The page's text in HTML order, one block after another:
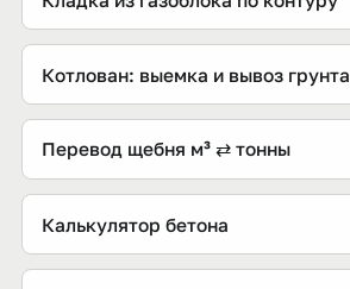
Котлован: выемка и вывоз грунта
Перевод щебня м³ ⇄ тонны
Калькулятор бетона